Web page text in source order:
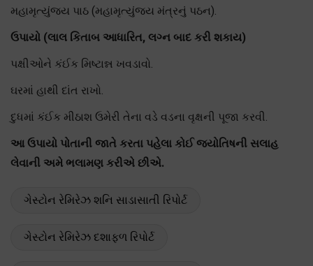
મહામૃત્યુંજય પાઠ (મહામૃત્યુંજય મંત્રનું પઠન).
ઉપાયો (લાલ કિતાબ આધારિત, લગ્ન બાદ કરી શકાય)
પક્ષીઓને કંઈક મિષ્ટાન્ન ખવડાવો.
ઘરમાં હાથી દાંત રાખો.
દુધમાં કંઈક મીઠાશ ઉમેરી તેના વડે વડના વૃક્ષની પૂજા કરવી.
આ ઉપાયો પોતાની જાતે કરતા પહેલા કોઈ જ્યોતિષની સલાહ
લેવાની અમે ભલામણ કરીએ છીએ.
ગેસ્ટોન રેમિરેઝ શનિ સાડાસાતી રિપોર્ટ
ગેસ્ટોન રેમિરેઝ દશાફળ રિપોર્ટ